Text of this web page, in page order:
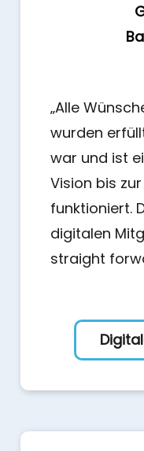
„Alle
wurden
war und ist
Vision bis
funktioniert.
digitalen
straight